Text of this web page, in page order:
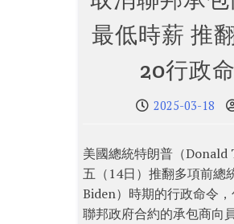
最低時薪 推
20行政
2025-03-18
美國總統特朗普（Donald
五（14日）推翻多項前總
Biden）時期的行政命令
聯邦政府合約的承包商向